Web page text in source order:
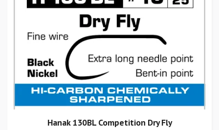
Hanak 130BL Competition Dry Fly